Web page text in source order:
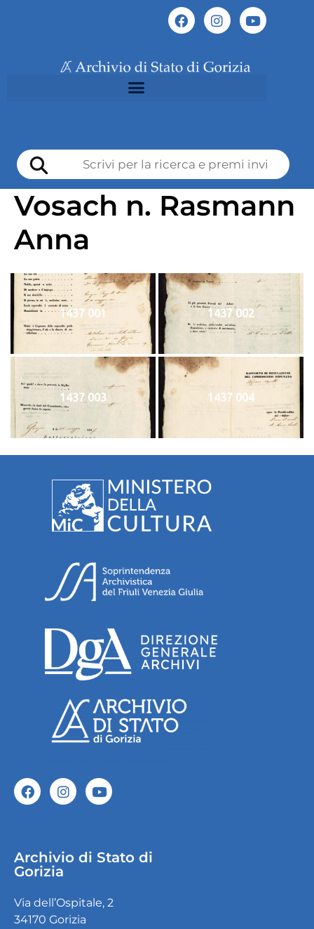
Vosach n. Rasmann
Anna
1437 001 1437 002
1437 003 1437 004
Archivio di Stato di
Gorizia
Via dell’Ospitale, 2
34170 Gorizia